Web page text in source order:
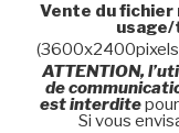
Vente du
(3600x2400pixels
ATTENTION,
de
est interdite
Si vous